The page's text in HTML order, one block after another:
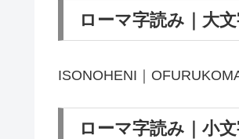
ローマ字読み｜大
ISONOHENI｜
ローマ字読み｜小